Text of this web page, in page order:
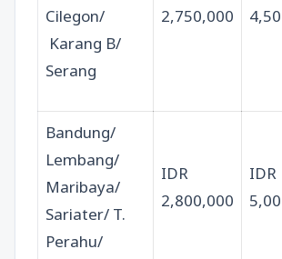
Cilegon/
Karang B/
Serang
2,750,000
Bandung/
Lembang/
Maribaya/
Sariater/ T.
Perahu/
IDR
2,800,000
IDR